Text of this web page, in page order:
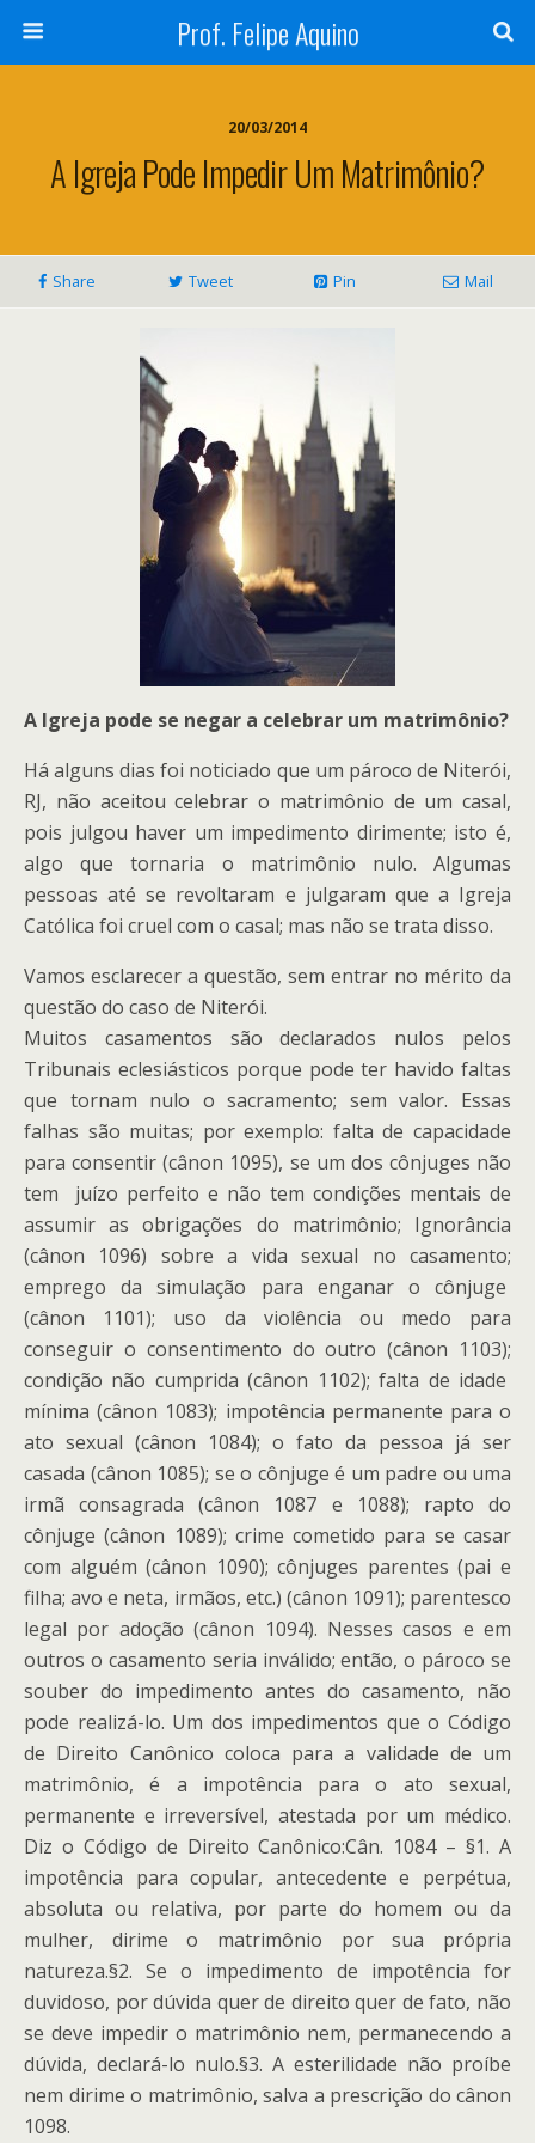
Prof. Felipe Aquino
20/03/2014
A Igreja Pode Impedir Um Matrimônio?
Share Tweet Pin Mail
A Igreja pode se negar a celebrar um matrimônio?
Há alguns dias foi noticiado que um pároco de Niterói,
RJ, não aceitou celebrar o matrimônio de um casal,
pois julgou haver um impedimento dirimente; isto é,
algo que tornaria o matrimônio nulo. Algumas
pessoas até se revoltaram e julgaram que a Igreja
Católica foi cruel com o casal; mas não se trata disso.
Vamos esclarecer a questão, sem entrar no mérito da
questão do caso de Niterói.
Muitos casamentos são declarados nulos pelos
Tribunais eclesiásticos porque pode ter havido faltas
que tornam nulo o sacramento; sem valor. Essas
falhas são muitas; por exemplo: falta de capacidade
para consentir (cânon 1095), se um dos cônjuges não
tem juízo perfeito e não tem condições mentais de
assumir as obrigações do matrimônio; Ignorância
(cânon 1096) sobre a vida sexual no casamento;
emprego da simulação para enganar o cônjuge
(cânon 1101); uso da violência ou medo para
conseguir o consentimento do outro (cânon 1103);
condição não cumprida (cânon 1102); falta de idade
mínima (cânon 1083); impotência permanente para o
ato sexual (cânon 1084); o fato da pessoa já ser
casada (cânon 1085); se o cônjuge é um padre ou uma
irmã consagrada (cânon 1087 e 1088); rapto do
cônjuge (cânon 1089); crime cometido para se casar
com alguém (cânon 1090); cônjuges parentes (pai e
filha; avo e neta, irmãos, etc.) (cânon 1091); parentesco
legal por adoção (cânon 1094). Nesses casos e em
outros o casamento seria inválido; então, o pároco se
souber do impedimento antes do casamento, não
pode realizá-lo. Um dos impedimentos que o Código
de Direito Canônico coloca para a validade de um
matrimônio, é a impotência para o ato sexual,
permanente e irreversível, atestada por um médico.
Diz o Código de Direito Canônico:Cân. 1084 – §1. A
impotência para copular, antecedente e perpétua,
absoluta ou relativa, por parte do homem ou da
mulher, dirime o matrimônio por sua própria
natureza.§2. Se o impedimento de impotência for
duvidoso, por dúvida quer de direito quer de fato, não
se deve impedir o matrimônio nem, permanecendo a
dúvida, declará-lo nulo.§3. A esterilidade não proíbe
nem dirime o matrimônio, salva a prescrição do cânon
1098.